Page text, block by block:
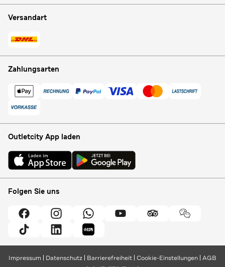
Versandart
Zahlungsarten
Outletcity App laden
Folgen Sie uns
Impressum Datenschutz Barrierefreiheit Cookie-Einstellungen AGB